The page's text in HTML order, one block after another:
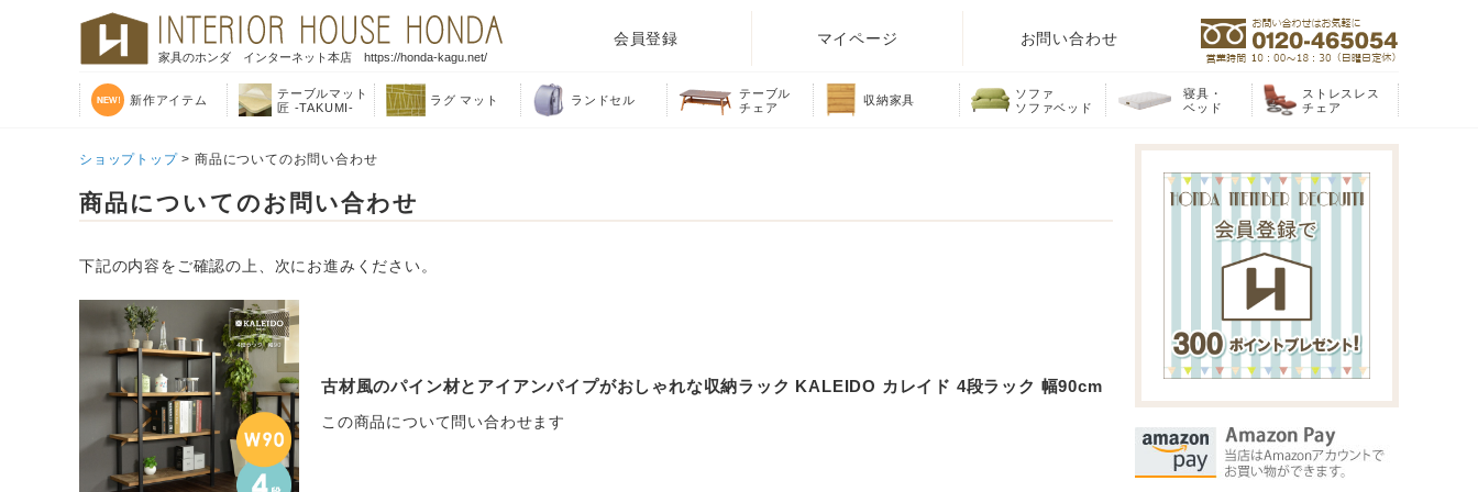
家具のホンダ インターネット本店 https://honda-kagu.net/
会員登録 マイページ お問い合わせ
新作アイテム
テーブルマット
匠 -TAKUMI-
ラグ マット ランドセル
テーブル
チェア
収納家具
ソファ
ソファベッド
寝具・
ベッド
ストレスレス
チェア
ショップトップ> 商品についてのお問い合わせ
商品についてのお問い合わせ
下記の内容をご確認の上、次にお進みください。
古材風のパイン材とアイアンパイプがおしゃれな収納ラック KALEIDO カレイド 4段ラック 幅90cm
この商品について問い合わせます